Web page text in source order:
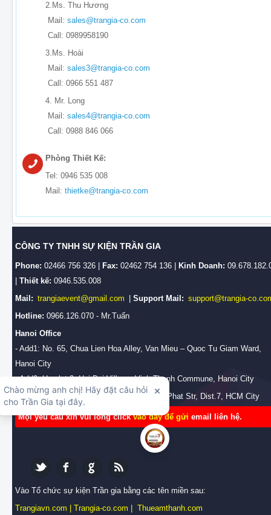
2.Ms. Thu Hương
Mail: sales@trangia-co.com
Call: 0989958190
3.Ms. Hoài
Mail: sales3@trangia-co.com
Call: 0966 551 487
4. Mr. Long
Mail: sales4@trangia-co.com
Call: 0988 846 066
Phòng Thiết Kế:
Tel: 0946 535 008
Mail: thietke@trangia-co.com
CÔNG TY TNHH SỰ KIỆN TRẦN GIA
Phone: 02466 756 326 | Fax: 02462 754 136 | Kinh Doanh:
Thiết kế: 0946.535.008
Mail: trangiaevent@gmail.com Support Mail: support@trangia-
Hotline: 0966.126.070 - Mr.Tuấn
Hanoi Office
- Add1: No. 65, Chua Lien Hoa Alley, Van Mieu – Quoc Tu Giam Ward,
Hanoi City
- Add2: Hamlet 3, Hai Boi Village, Vinh Thanh Commune, Hanoi City
HCM Branch Office:
No.28/2b, Huynh Tan Phat Str, Dist.7, HCM City
Mọi yêu cầu xin vui lòng clickvào đây để gửi email liên hệ.
Vào Tổ chức sự kiện Trần gia bằng các tên miền sau:
Trangiavn.com
Trangia-co.com Thueamthanh.com